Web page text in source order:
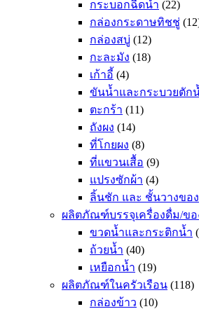
กระบอกฉีดน้ำ (22)
กล่องกระดาษทิชชู่
กล่องสบู่ (12)
กะละมัง (18)
เก้าอี้ (4)
ขันน้ำและกระบวยตัก
ตะกร้า (11)
ถังผง (14)
ที่โกยผง (8)
ที่แขวนเสื้อ (9)
แปรงซักผ้า (4)
ลิ้นชัก และ ชั้นวางของ
ผลิตภัณฑ์บรรจุเครื่องดื่ม/ขอ
ขวดน้ำและกระติกน้ำ
ถ้วยน้ำ (40)
เหยือกน้ำ (19)
ผลิตภัณฑ์ในครัวเรือน (118)
กล่องข้าว (10)